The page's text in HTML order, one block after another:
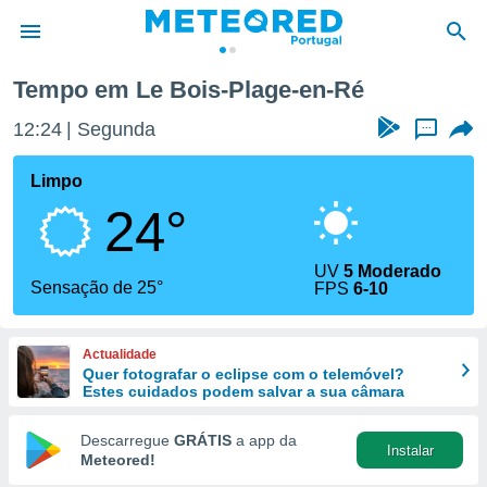
da
foi
fornecidas
a este
das
e
forma
digital
Tempo em Le Bois-Plage-en-Ré
12:24 Segunda ...
Limpo
24°
Sensação de 25°
UV5 Moderado
FPS6-10
Actualidade
Quer fotografar o eclipse com o telemóvel?
Estes cuidados podem salvar a sua câmara
Descarregue GRÁTIS a app da
Meteored!
Instalar